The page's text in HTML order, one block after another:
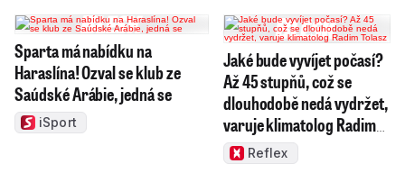
Sparta má nabídku na
Haraslína! Ozval se klub ze
Saúdské Arábie, jedná se
iSport
Jaké bude vyvíjet počasí?
Až 45 stupňů, což se
dlouhodobě nedá vydržet,
varuje klimatolog Radim
TolaszReflex